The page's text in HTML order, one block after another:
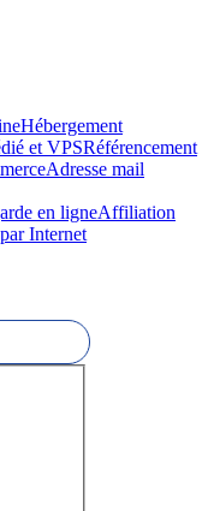
Hébergement
et VPSRéférencement
Adresse mail
en ligneAffiliation
Internet